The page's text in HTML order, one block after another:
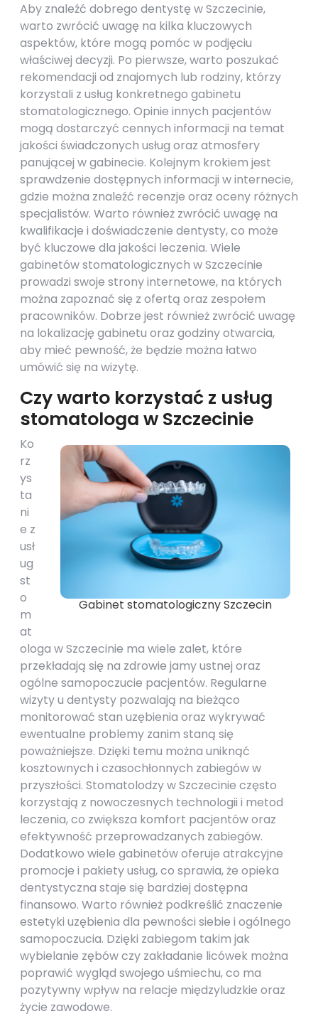
Aby znaleźć dobrego dentystę w Szczecinie,
warto zwrócić uwagę na kilka kluczowych
aspektów, które mogą pomóc w podjęciu
właściwej decyzji. Po pierwsze, warto poszukać
rekomendacji od znajomych lub rodziny, którzy
korzystali z usług konkretnego gabinetu
stomatologicznego. Opinie innych pacjentów
mogą dostarczyć cennych informacji na temat
jakości świadczonych usług oraz atmosfery
panującej w gabinecie. Kolejnym krokiem jest
sprawdzenie dostępnych informacji w internecie,
gdzie można znaleźć recenzje oraz oceny różnych
specjalistów. Warto również zwrócić uwagę na
kwalifikacje i doświadczenie dentysty, co może
być kluczowe dla jakości leczenia. Wiele
gabinetów stomatologicznych w Szczecinie
prowadzi swoje strony internetowe, na których
można zapoznać się z ofertą oraz zespołem
pracowników. Dobrze jest również zwrócić uwagę
na lokalizację gabinetu oraz godziny otwarcia,
aby mieć pewność, że będzie można łatwo
umówić się na wizytę.
Czy warto korzystać z usług
stomatologa w Szczecinie
Gabinet stomatologiczny Szczecin
Ko
rz
ys
ta
ni
e z
usł
ug
st
o
m
at
ologa w Szczecinie ma wiele zalet, które
przekładają się na zdrowie jamy ustnej oraz
ogólne samopoczucie pacjentów. Regularne
wizyty u dentysty pozwalają na bieżąco
monitorować stan uzębienia oraz wykrywać
ewentualne problemy zanim staną się
poważniejsze. Dzięki temu można uniknąć
kosztownych i czasochłonnych zabiegów w
przyszłości. Stomatolodzy w Szczecinie często
korzystają z nowoczesnych technologii i metod
leczenia, co zwiększa komfort pacjentów oraz
efektywność przeprowadzanych zabiegów.
Dodatkowo wiele gabinetów oferuje atrakcyjne
promocje i pakiety usług, co sprawia, że opieka
dentystyczna staje się bardziej dostępna
finansowo. Warto również podkreślić znaczenie
estetyki uzębienia dla pewności siebie i ogólnego
samopoczucia. Dzięki zabiegom takim jak
wybielanie zębów czy zakładanie licówek można
poprawić wygląd swojego uśmiechu, co ma
pozytywny wpływ na relacje międzyludzkie oraz
życie zawodowe.